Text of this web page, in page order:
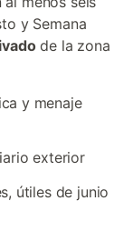
y Semana
de la zona
y menaje
exterior
útiles de junio